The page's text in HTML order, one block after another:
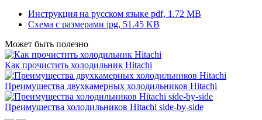
Инструкция на русском языке pdf, 1.72 MB
Схема с размерами jpg, 51.45 KB
Может быть полезно
Как прочистить холодильник Hitachi
Преимущества двухкамерных холодильников Hitachi
Преимущества холодильников Hitachi side-by-side